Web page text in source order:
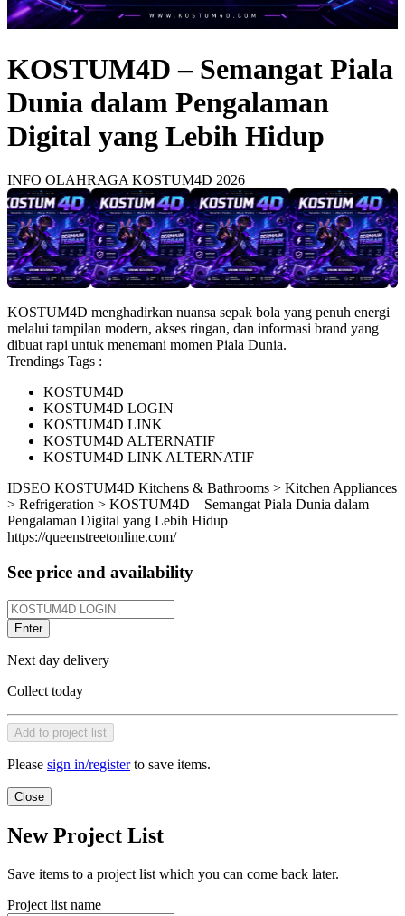
KOSTUM4D – Semangat Piala
Dunia dalam Pengalaman
Digital yang Lebih Hidup
INFO OLAHRAGA KOSTUM4D 2026
KOSTUM4D menghadirkan nuansa sepak bola yang penuh energi
melalui tampilan modern, akses ringan, dan informasi brand yang
dibuat rapi untuk menemani momen Piala Dunia.
Trendings Tags :
KOSTUM4D
KOSTUM4D LOGIN
KOSTUM4D LINK
KOSTUM4D ALTERNATIF
KOSTUM4D LINK ALTERNATIF
IDSEO KOSTUM4D Kitchens & Bathrooms > Kitchen Appliances
> Refrigeration > KOSTUM4D – Semangat Piala Dunia dalam
Pengalaman Digital yang Lebih Hidup
https://queenstreetonline.com/
See price and availability
Enter
Next day delivery
Collect today
Add to project list
Please sign in/registerto save items.
Close
New Project List
Save items to a project list which you can come back later.
Project list name